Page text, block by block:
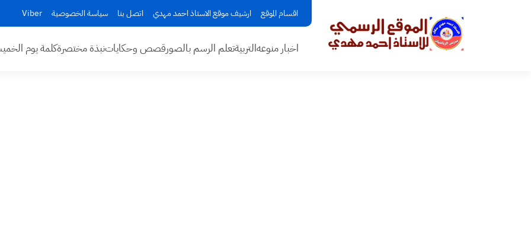
اقسام الموقع ارشيف موقع الاستاذ احمد مهدي اتصل بنا سياسة الخصوصية Viber
اخبار منوعهالتربيةتعلم الرسم بالصورقصص وحكاياتنبذة مختصرةكلمة يوم